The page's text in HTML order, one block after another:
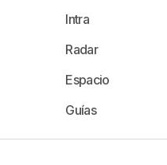
Intra
Radar
Espacio
Guías